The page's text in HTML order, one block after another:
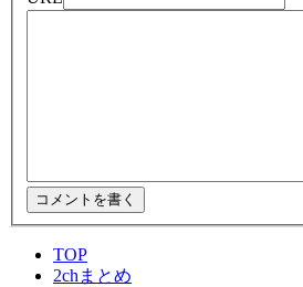
TOP
2chまとめ